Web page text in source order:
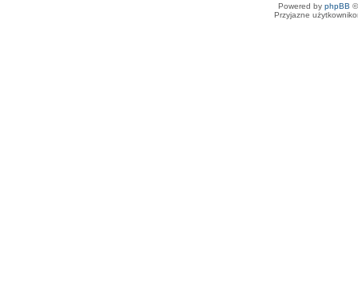
Powered by phpBB
Przyjazne